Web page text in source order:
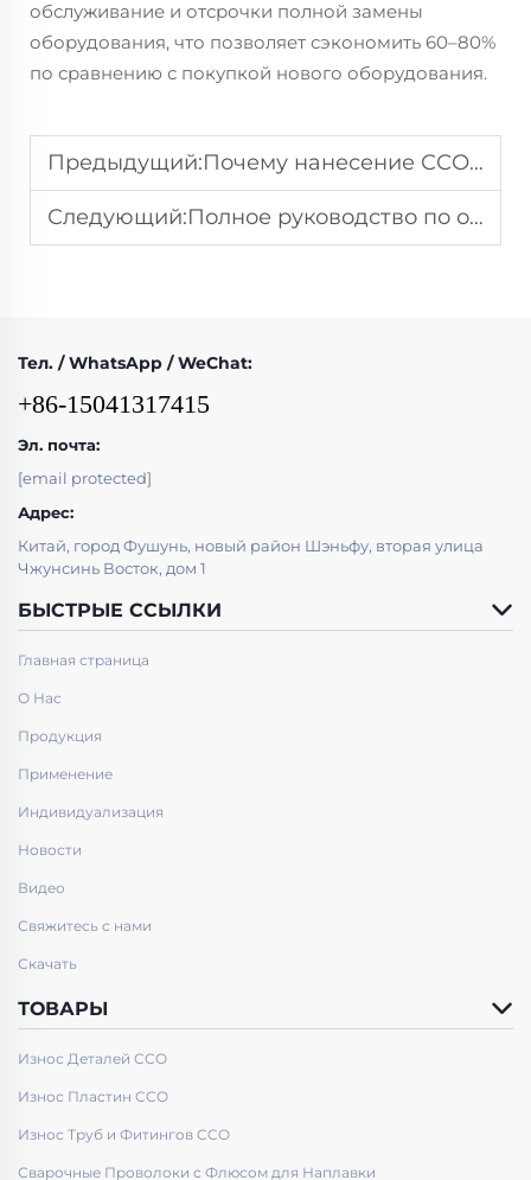
обслуживание и отсрочки полной замены
оборудования, что позволяет сэкономить 60–80%
по сравнению с покупкой нового оборудования.
Предыдущий:Почему нанесение ССО — лучшее решение для защиты стола для помола
Следующий:Полное руководство по обслуживанию шлифовальных плит с наплавкой карбида хрома
Тел. / WhatsApp / WeChat:
+86-15041317415
Эл. почта:
[email protected]
Адрес:
Китай, город Фушунь, новый район Шэньфу, вторая улица
Чжунсинь Восток, дом 1
БЫСТРЫЕ ССЫЛКИ
Главная страница
О Нас
Продукция
Применение
Индивидуализация
Новости
Видео
Свяжитесь с нами
Скачать
ТОВАРЫ
Износ Деталей CCO
Износ Пластин CCO
Износ Труб и Фитингов CCO
Сварочные Проволоки с Флюсом для Наплавки